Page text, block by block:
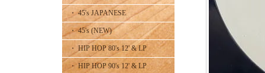
・ 45's JAPANESE
・ 45's (NEW)
・ HIP HOP 80's 12' & LP
・ HIP HOP 90's 12' & LP